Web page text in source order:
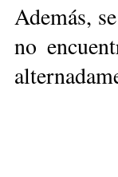
Además,
no